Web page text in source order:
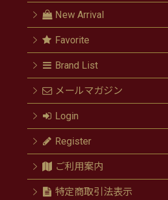
New Arrival
Favorite
Brand List
メールマガジン
Login
Register
ご利用案内
特定商取引法表示